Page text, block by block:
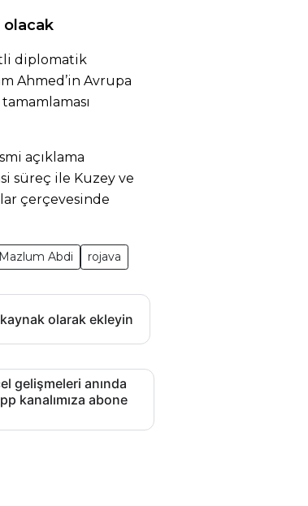
olacak
diplomatik
Ahmed’in Avrupa
açıklama
süreç ile Kuzey ve
çerçevesinde
Mazlum Abdi rojava
olarak ekleyin
gelişmeleri anında
kanalımıza abone